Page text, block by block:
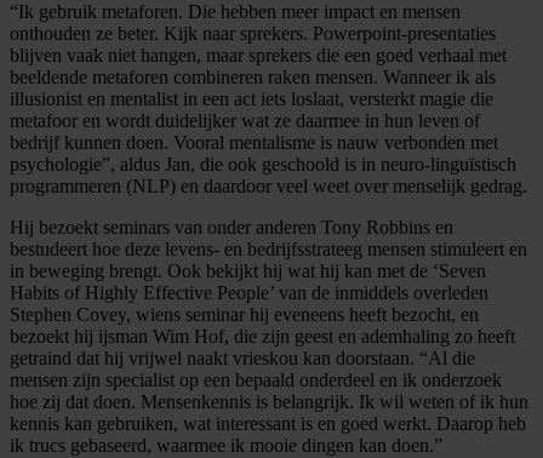
“Ik gebruik metaforen. Die hebben meer impact en mensen
onthouden ze beter. Kijk naar sprekers. Powerpoint-presentaties
blijven vaak niet hangen, maar sprekers die een goed verhaal met
beeldende metaforen combineren raken mensen. Wanneer ik als
illusionist en mentalist in een act iets loslaat, versterkt magie die
metafoor en wordt duidelijker wat ze daarmee in hun leven of
bedrijf kunnen doen. Vooral mentalisme is nauw verbonden met
psychologie”, aldus Jan, die ook geschoold is in neuro-linguïstisch
programmeren (NLP) en daardoor veel weet over menselijk gedrag.
Hij bezoekt seminars van onder anderen Tony Robbins en
bestudeert hoe deze levens- en bedrijfsstrateeg mensen stimuleert en
in beweging brengt. Ook bekijkt hij wat hij kan met de ‘Seven
Habits of Highly Effective People’ van de inmiddels overleden
Stephen Covey, wiens seminar hij eveneens heeft bezocht, en
bezoekt hij ijsman Wim Hof, die zijn geest en ademhaling zo heeft
getraind dat hij vrijwel naakt vrieskou kan doorstaan. “Al die
mensen zijn specialist op een bepaald onderdeel en ik onderzoek
hoe zij dat doen. Mensenkennis is belangrijk. Ik wil weten of ik hun
kennis kan gebruiken, wat interessant is en goed werkt. Daarop heb
ik trucs gebaseerd, waarmee ik mooie dingen kan doen.”